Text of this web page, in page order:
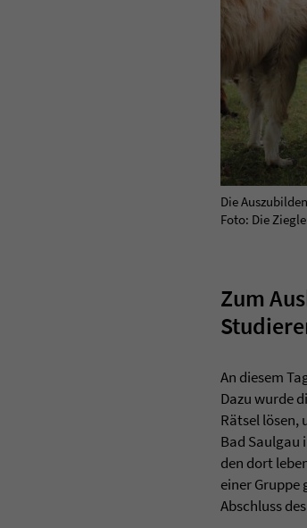
Die
Foto: Die
Zum
An diesem
Dazu wurde
Rätsel lösen,
Bad Saulgau
den dort
einer Gruppe
Abschluss